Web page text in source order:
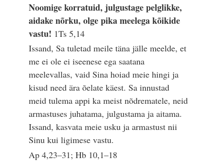
Noomige korratuid, julgustage pelglikke,
aidake nõrku, olge pika meelega kõikide
vastu! 1Ts 5,14
Issand, Sa tuletad meile täna jälle meelde, et
me ei ole ei iseenese ega saatana
meelevallas, vaid Sina hoiad meie hingi ja
kisud need ära õelate käest. Sa innustad
meid tulema appi ka meist nõdrematele, neid
armastuses juhatama, julgustama ja aitama.
Issand, kasvata meie usku ja armastust nii
Sinu kui ligimese vastu.
Ap 4,23–31; Hb 10,1–18